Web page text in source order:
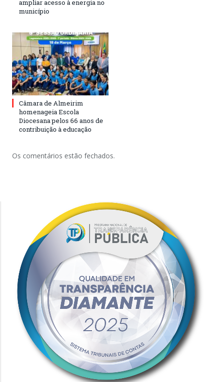
ampliar acesso à energia no
município
Câmara de Almeirim
homenageia Escola
Diocesana pelos 66 anos de
contribuição à educação
Os comentários estão fechados.